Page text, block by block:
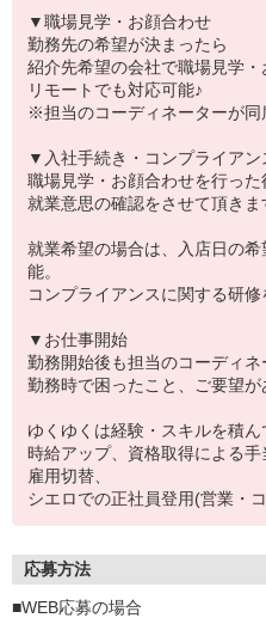
▼職場見学・お顔合わせ
勤務先の希望が決まったら
紹介先希望の会社で職場見学・
リモートでも対応可能♪
※担当のコーディネーターが同
▼入社手続き・コンプライアン
職場見学・お顔合わせを行った
就業意思の確認をさせて頂きま
就業希望の場合は、入店日の
能。
コンプライアンスに関する研修
▼お仕事開始
勤務開始後も担当のコーディネ
勤務時で困ったこと、ご要望が
ゆくゆくは経験・スキルを積ん
時給アップ、資格取得による
雇用切替、
シエロでの正社員登用(営業・
応募方法
■WEB応募の場合